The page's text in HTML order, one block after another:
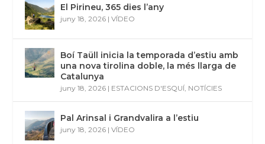
El Pirineu, 365 dies l’any
juny 18, 2026 |VÍDEO
Boí Taüll inicia la temporada d’estiu amb
una nova tirolina doble, la més llarga de
Catalunya
juny 18, 2026 | ESTACIONS D'ESQUÍ NOTÍCIES
Pal Arinsal i Grandvalira a l’estiu
juny 18, 2026 |VÍDEO